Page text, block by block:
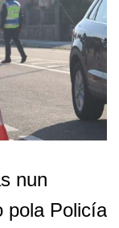
nun
pola Policía